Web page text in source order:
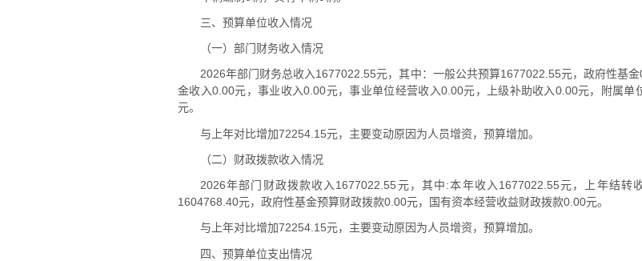
三、预算单位收入情况
（一）部门财务收入情况
2026年部门财务总收入1677022.55元，其中：一般公共预算1677022.55元，政府性基
金收入0.00元，事业收入0.00元，事业单位经营收入0.00元，上级补助收入0.00元，附属
元。
与上年对比增加72254.15元，主要变动原因为人员增资，预算增加。
（二）财政拨款收入情况
2026年部门财政拨款收入1677022.55元，其中:本年收入1677022.55元，上年结
1604768.40元，政府性基金预算财政拨款0.00元，国有资本经营收益财政拨款0.00元。
与上年对比增加72254.15元，主要变动原因为人员增资，预算增加。
四、预算单位支出情况